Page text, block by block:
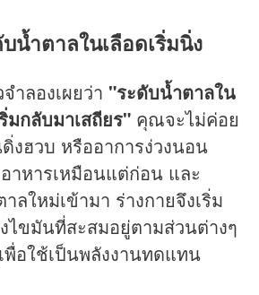
น้ำตาลในเลือดเริ่มนิ่ง
ำลองเผยว่า "ระดับน้ำตาลใน
มกลับมาเสถียร" คุณจะไม่ค่อย
งฮวบ หรืออาการง่วงนอน
าหารเหมือนแต่ก่อน และ
ลใหม่เข้ามา ร่างกายจึงเริ่ม
ไขมันที่สะสมอยู่ตามส่วนต่างๆ
พื่อใช้เป็นพลังงานทดแทน